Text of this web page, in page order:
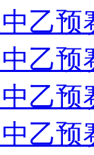
乙
乙
乙
乙